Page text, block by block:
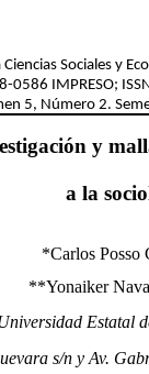
Ciencias Sociales y
0586 IMPRESO;
5, Número 2.
y
a la
*Carlos Posso
**Yonaiker
Estatal
s/n y Av.